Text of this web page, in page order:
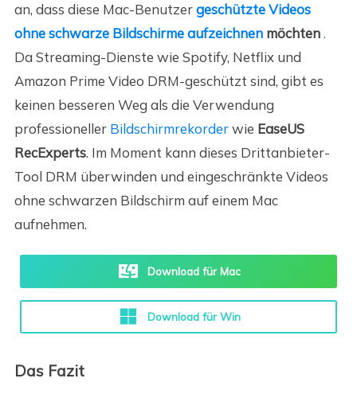
an, dass diese Mac-Benutzergeschützte Videos
ohne schwarze Bildschirme aufzeichnen möchten.
Da Streaming-Dienste wie Spotify, Netflix und
Amazon Prime Video DRM-geschützt sind, gibt es
keinen besseren Weg als die Verwendung
professioneller Bildschirmrekorderwie EaseUS
RecExperts. Im Moment kann dieses Drittanbieter-
Tool DRM überwinden und eingeschränkte Videos
ohne schwarzen Bildschirm auf einem Mac
aufnehmen.
Download für Mac
Download für Win
Das Fazit